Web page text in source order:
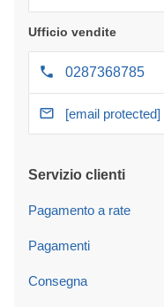
Ufficio vendite
0287368785
[email protected]
Servizio clienti
Pagamento a rate
Pagamenti
Consegna